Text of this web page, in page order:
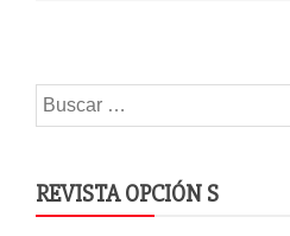
o
k
p r
Buscar:
REVISTA OPCIÓN S